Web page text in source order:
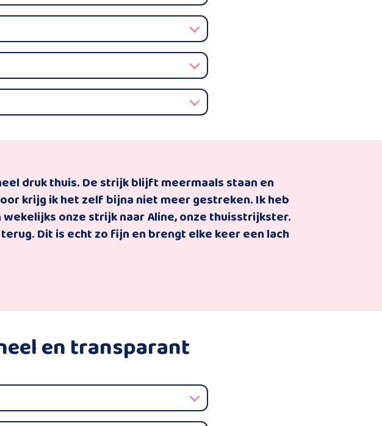
druk thuis. De strijk blijft meermaals staan en
krijg ik het zelf bijna niet meer gestreken. Ik heb
wekelijks onze strijk naar Aline, onze thuisstrijkster.
Dit is echt zo fijn en brengt elke keer een lach
en transparant